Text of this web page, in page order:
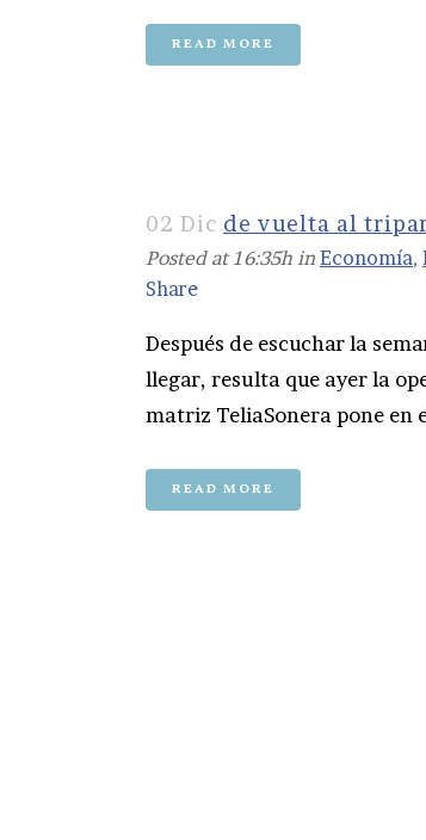
READ MORE
02 Dic de vuelta al
Posted at 16:35h in Economía,
Share
Después de escuchar la
llegar, resulta que ayer la
matriz TeliaSonera pone en
READ MORE